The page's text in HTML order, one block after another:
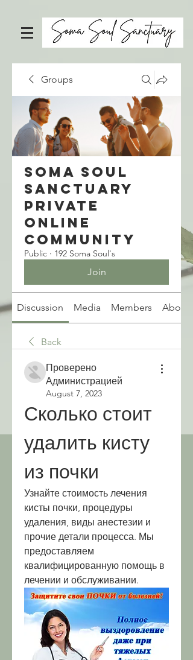
Groups
Soma Soul
Sanctuary
Private
Online
Community
Public · 192 Soma Soul's
Join
Discussion Media Members About
Back
Проверено
Администрацией
August 7, 2023
Сколько стоит
удалить кисту
из почки
Узнайте стоимость лечения
кисты почки, процедуры
удаления, виды анестезии и
прочие детали процесса. Мы
предоставляем
квалифицированную помощь в
лечении и обслуживании.